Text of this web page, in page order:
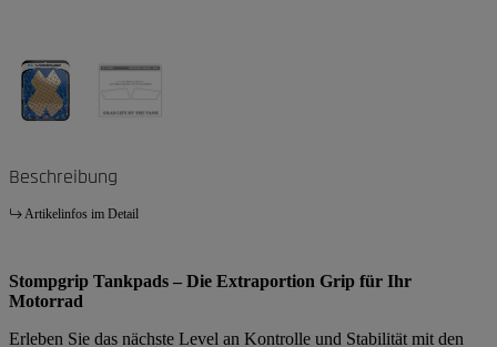
Beschreibung
Artikelinfos im Detail
Stompgrip Tankpads – Die Extraportion Grip für Ihr
Motorrad
Erleben Sie das nächste Level an Kontrolle und Stabilität mit den